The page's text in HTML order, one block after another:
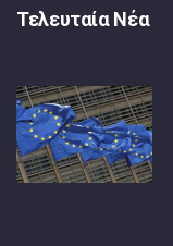
Τελευταία Νέα